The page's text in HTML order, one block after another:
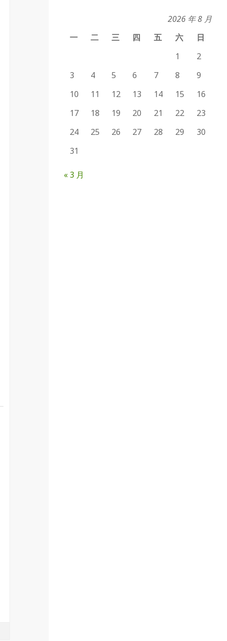
2026 年 8 月
一
二 三 四 五 六
日
1
2
3
4 5 6 7 8
9
10
11 12 13 14 15
16
17
18 19 20 21 22
23
24
25 26 27 28 29
30
31
« 3 月